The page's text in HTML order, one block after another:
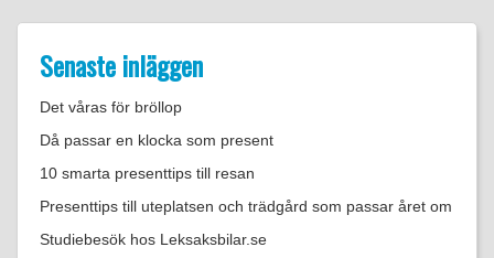
Senaste inläggen
Det våras för bröllop
Då passar en klocka som present
10 smarta presenttips till resan
Presenttips till uteplatsen och trädgård som passar året om
Studiebesök hos Leksaksbilar.se